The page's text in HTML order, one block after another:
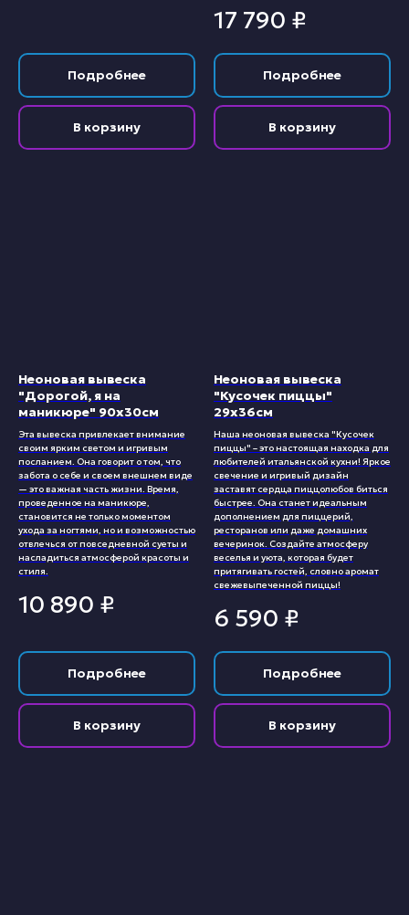
Подробнее
В корзину
17 790 ₽
Подробнее
В корзину
Неоновая вывеска
"Дорогой, я на
маникюре" 90х30см
Эта вывеска привлекает внимание
своим ярким светом и игривым
посланием. Она говорит о том, что
забота о себе и своем внешнем виде
— это важная часть жизни. Время,
проведенное на маникюре,
становится не только моментом
ухода за ногтями, но и возможностью
отвлечься от повседневной суеты и
насладиться атмосферой красоты и
стиля.
10 890 ₽
Подробнее
В корзину
Неоновая вывеска
"Кусочек пиццы"
29х36см
Наша неоновая вывеска "Кусочек
пиццы" – это настоящая находка для
любителей итальянской кухни! Яркое
свечение и игривый дизайн
заставят сердца пиццолюбов биться
быстрее. Она станет идеальным
дополнением для пиццерий,
ресторанов или даже домашних
вечеринок. Создайте атмосферу
веселья и уюта, которая будет
притягивать гостей, словно аромат
свежевыпеченной пиццы!
6 590 ₽
Подробнее
В корзину